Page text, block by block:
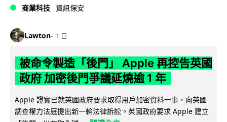
商業科技 資訊保安
Lawton 1 日
被命令製造「後門」 Apple 再控告英國
政府 加密後門爭議延燒逾 1 年
Apple 證實已就英國政府要求取得用戶加密資料一事，向英國
調查權力法庭提出新一輪法律訴訟。英國政府要求 Apple 建立